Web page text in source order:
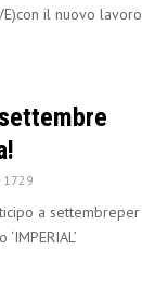
il nuovo lavoro
1729
a settembreper